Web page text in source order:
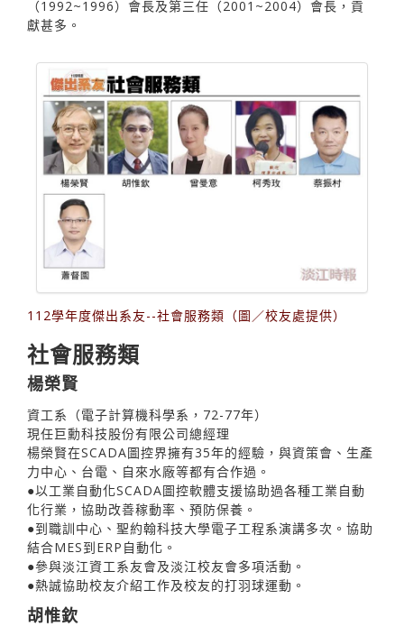
（1992~1996）會長及第三任（2001~2004）會長，貢
獻甚多。
112學年度傑出系友--社會服務類（圖／校友處提供）
社會服務類
楊榮賢
資工系（電子計算機科學系，72-77年）
現任巨勳科技股份有限公司總經理
楊榮賢在SCADA圖控界擁有35年的經驗，與資策會、生產
力中心、台電、自來水廠等都有合作過。
●以工業自動化SCADA圖控軟體支援協助過各種工業自動
化行業，協助改善稼動率、預防保養。
●到職訓中心、聖約翰科技大學電子工程系演講多次。協助
結合MES到ERP自動化。
●參與淡江資工系友會及淡江校友會多項活動。
●熱誠協助校友介紹工作及校友的打羽球運動。
胡惟欽